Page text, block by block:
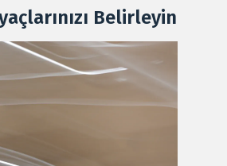
Belirleyin